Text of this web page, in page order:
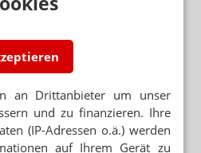
an Drittanbieter um unser
und zu finanzieren. Ihre
(IP-Adressen o.ä.) werden
auf Ihrem Gerät zu
arbeiten
fordern umfassende
UNSERER KINDER“